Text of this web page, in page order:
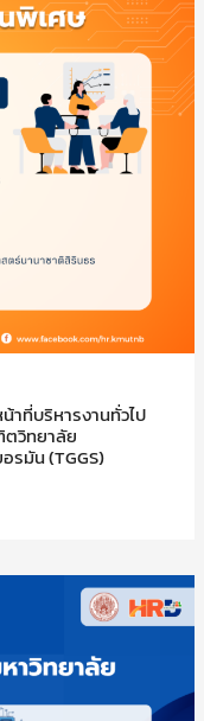
าที่บริหารงานทั่วไป
วิทยาลัย
รมัน (TGGS)